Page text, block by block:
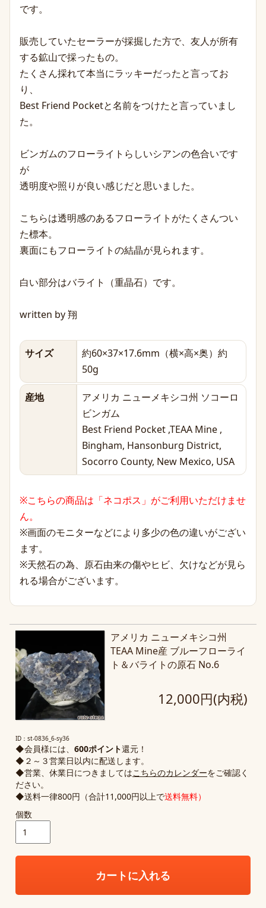
です。
販売していたセーラーが採掘した方で、友人が所有
する鉱山で採ったもの。
たくさん採れて本当にラッキーだったと言ってお
り、
Best Friend Pocketと名前をつけたと言っていまし
た。
ビンガムのフローライトらしいシアンの色合いです
が
透明度や照りが良い感じだと思いました。
こちらは透明感のあるフローライトがたくさんつい
た標本。
裏面にもフローライトの結晶が見られます。
白い部分はバライト（重晶石）です。
written by 翔
サイズ
約60×37×17.6mm（横×高×奥）約
50g
産地
アメリカ ニューメキシコ州 ソコーロ
ビンガム
Best Friend Pocket ,TEAA Mine ,
Bingham, Hansonburg District,
Socorro County, New Mexico, USA
※こちらの商品は「ネコポス」がご利用いただけませ
ん。
※画面のモニターなどにより多少の色の違いがござい
ます。
※天然石の為、原石由来の傷やヒビ、欠けなどが見ら
れる場合がございます。
アメリカ ニューメキシコ州
TEAA Mine産 ブルーフローライ
ト＆バライトの原石 No.6
12,000円(内税)
ID：st-0836_6-sy36
◆会員様には、 600ポイント還元！
◆２～３営業日以内に配送します。
◆営業、休業日につきましてはこちらのカレンダーをご確認く
ださい。
◆送料一律800円（合計11,000円以上で送料無料）
個数
カートに入れる